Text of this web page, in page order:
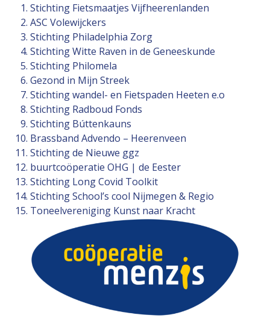
Stichting Fietsmaatjes Vijfheerenlanden
ASC Volewijckers
Stichting Philadelphia Zorg
Stichting Witte Raven in de Geneeskunde
Stichting Philomela
Gezond in Mijn Streek
Stichting wandel- en Fietspaden Heeten e.o
Stichting Radboud Fonds
Stichting Búttenkauns
Brassband Advendo – Heerenveen
Stichting de Nieuwe ggz
buurtcoöperatie OHG | de Eester
Stichting Long Covid Toolkit
Stichting School’s cool Nijmegen & Regio
Toneelvereniging Kunst naar Kracht